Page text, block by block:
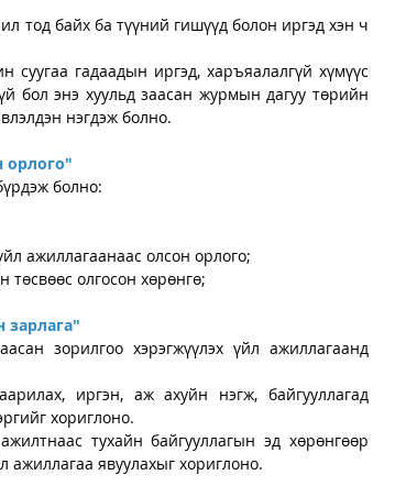
тод байх ба түүний гишүүд болон иргэд хэн ч
гадаадын иргэд, харъяалалгүй хүмүүс
бол энэ хуульд заасан журмын дагуу төрийн
нэгдэж болно.
орлого"
болно:
ажиллагаанаас олсон орлого;
төсвөөс олгосон хөрөнгө;
зарлага"
зорилгоо хэрэгжүүлэх үйл ажиллагаанд
иргэн, аж ахуйн нэгж, байгууллагад
хориглоно.
тухайн байгууллагын эд хөрөнгөөр
ажиллагаа явуулахыг хориглоно.